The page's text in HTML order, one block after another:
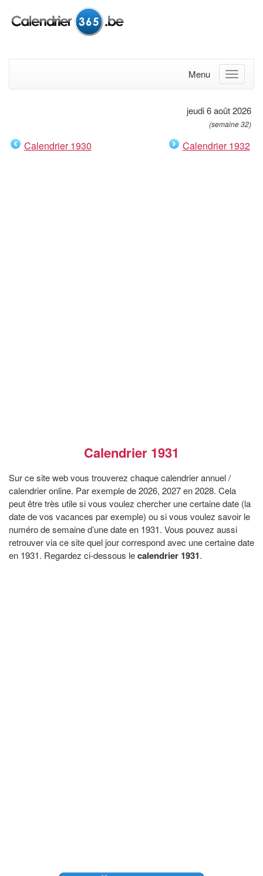
Menu
jeudi 6 août 2026
(semaine 32)
Calendrier 1930 Calendrier 1932
Calendrier 1931
Sur ce site web vous trouverez chaque calendrier annuel /
calendrier online. Par exemple de 2026, 2027 en 2028. Cela
peut être très utile si vous voulez chercher une certaine date (la
date de vos vacances par exemple) ou si vous voulez savoir le
numéro de semaine d’une date en 1931. Vous pouvez aussi
retrouver via ce site quel jour correspond avec une certaine date
en 1931. Regardez ci-dessous lecalendrier 1931.